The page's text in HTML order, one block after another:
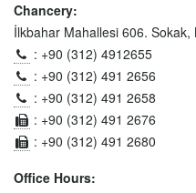
Chancery:
İlkbahar Mahallesi 606.
: +90 (312) 4912655
: +90 (312) 491 2656
: +90 (312) 491 2658
: +90 (312) 491 2676
: +90 (312) 491 2680
Office Hours: